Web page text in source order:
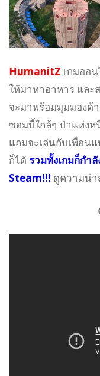
HumanitZ เกมออ
ให้มาหาอาหาร และ
จะมาพร้อมมุมมองด้
ซอมบี้ใกล้ๆ ป่าแห่งห
แถมจะเล่นกับเพื่อน
ก็ได้ รวมทั้งเกมก็กำ
Steam!!! ดูความน่า